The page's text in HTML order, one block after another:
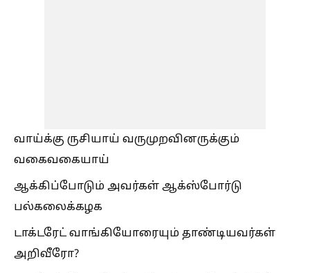
வாய்க்கு ருசியாய் வருமுறவினருக்கும்
வகைவகையாய்
ஆக்கிப்போடும் அவர்கள் ஆக்ஸ்போர்டு
பல்கலைக்கழக
டாக்டரேட் வாங்கியோரையும் தாண்டியவர்கள்
அறிவீரோ?